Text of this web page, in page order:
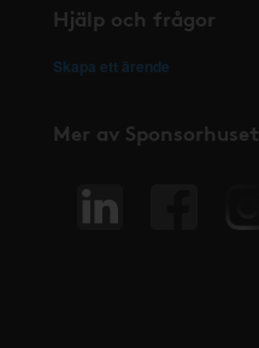
Hjälp och frågor
Skapa ett ärende
Mer av Sponsorhuset